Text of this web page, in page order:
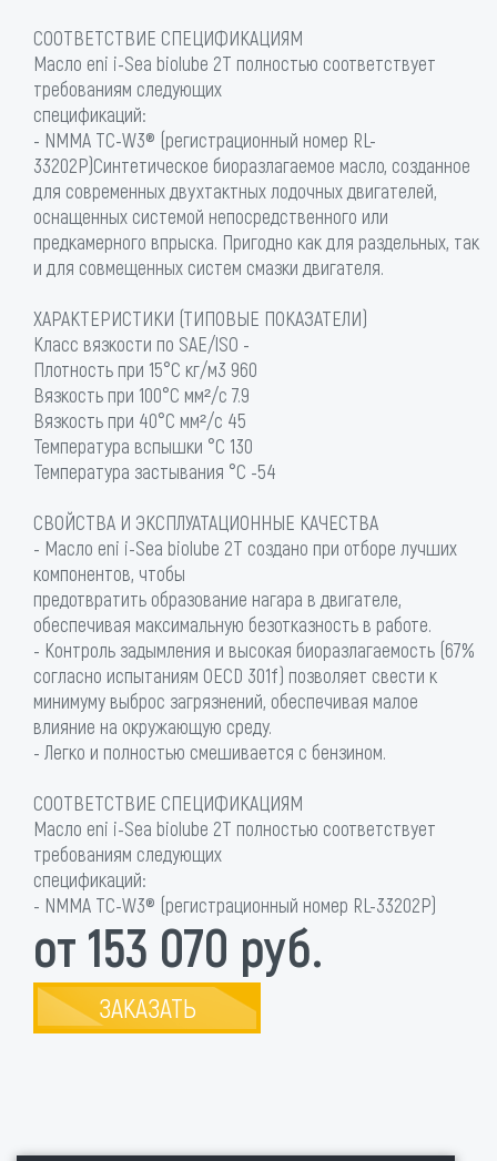
СООТВЕТСТВИЕ СПЕЦИФИКАЦИЯМ
Масло eni i-Sea biolube 2T полностью соответствует
требованиям следующих
спецификаций:
- NMMA TC-W3® (регистрационный номер RL-
33202P)Синтетическое биоразлагаемое масло, созданное
для современных двухтактных лодочных двигателей,
оснащенных системой непосредственного или
предкамерного впрыска. Пригодно как для раздельных, так
и для совмещенных систем смазки двигателя.
ХАРАКТЕРИСТИКИ (ТИПОВЫЕ ПОКАЗАТЕЛИ)
Класс вязкости по SAE/ISO -
Плотность при 15°C кг/м3 960
Вязкость при 100°C мм²/с 7.9
Вязкость при 40°C мм²/с 45
Температура вспышки °C 130
Температура застывания °C -54
СВОЙСТВА И ЭКСПЛУАТАЦИОННЫЕ КАЧЕСТВА
- Масло eni i-Sea biolube 2T создано при отборе лучших
компонентов, чтобы
предотвратить образование нагара в двигателе,
обеспечивая максимальную безотказность в работе.
- Контроль задымления и высокая биоразлагаемость (67%
согласно испытаниям OECD 301f) позволяет свести к
минимуму выброс загрязнений, обеспечивая малое
влияние на окружающую среду.
- Легко и полностью смешивается с бензином.
СООТВЕТСТВИЕ СПЕЦИФИКАЦИЯМ
Масло eni i-Sea biolube 2T полностью соответствует
требованиям следующих
спецификаций:
- NMMA TC-W3® (регистрационный номер RL-33202P)
от 153 070 руб.
ЗАКАЗАТЬ